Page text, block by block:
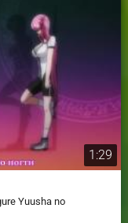
1:29
Yuusha no